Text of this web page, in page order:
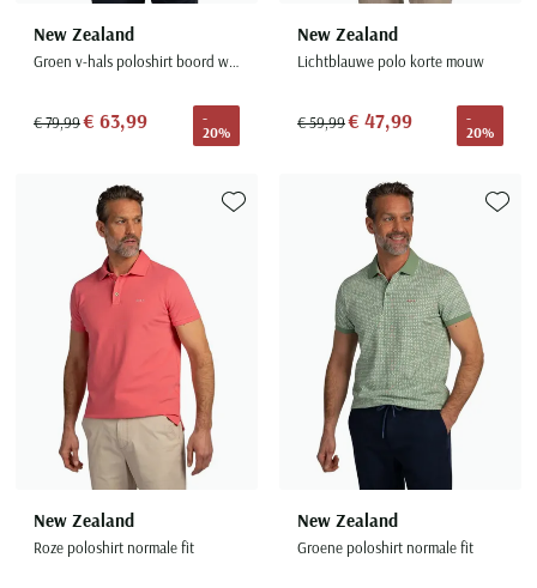
New Zealand
Groen v-hals poloshirt boord wit randje
€ 79,99€ 63,99
-
20%
New Zealand
Lichtblauwe polo korte mouw
€ 59,99€ 47,99
-
20%
New Zealand
Roze poloshirt normale fit
Toevoegen aan favorieten
New Zealand
Groene poloshirt normale fit